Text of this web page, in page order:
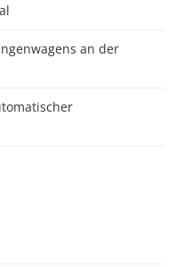
an der